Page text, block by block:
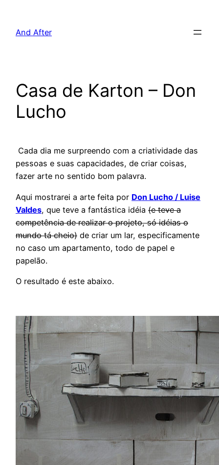
And After
Casa de Karton – Don
Lucho
Cada dia me surpreendo com a criatividade das
pessoas e suas capacidades, de criar coisas,
fazer arte no sentido bom palavra.
Aqui mostrarei a arte feita por Don Lucho / Luise
Valdes, que teve a fantástica idéia (e teve a
competência de realizar o projeto, só idéias o
mundo tá cheio) de criar um lar, especificamente
no caso um apartamento, todo de papel e
papelão.
O resultado é este abaixo.